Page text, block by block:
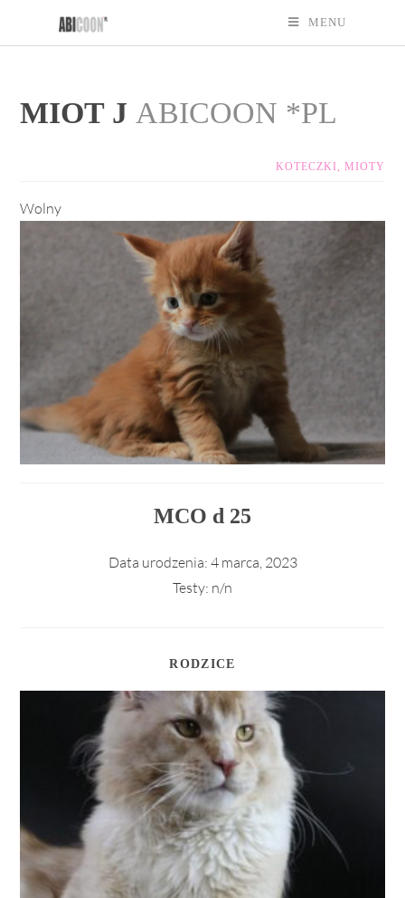
MENU
MIOT J ABICOON *PL
KOTECZKI, MIOTY
Wolny
MCO d 25
Data urodzenia: 4 marca, 2023
Testy: n/n
RODZICE